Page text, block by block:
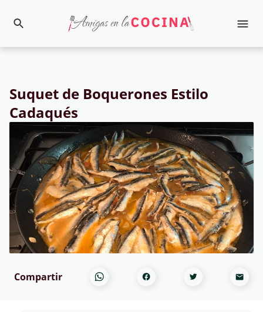
Suquet de Boquerones Estilo
Cadaqués
Compartir